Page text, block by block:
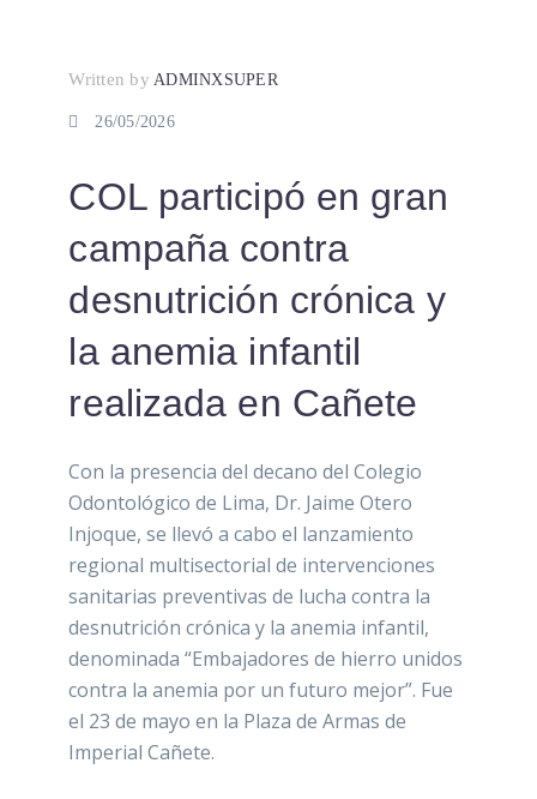
Written by ADMINXSUPER
26/05/2026
COL participó en gran
campaña contra
desnutrición crónica y
la anemia infantil
realizada en Cañete
Con la presencia del decano del Colegio
Odontológico de Lima, Dr. Jaime Otero
Injoque, se llevó a cabo el lanzamiento
regional multisectorial de intervenciones
sanitarias preventivas de lucha contra la
desnutrición crónica y la anemia infantil,
denominada “Embajadores de hierro unidos
contra la anemia por un futuro mejor”. Fue
el 23 de mayo en la Plaza de Armas de
Imperial Cañete.